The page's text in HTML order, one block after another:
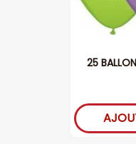
25